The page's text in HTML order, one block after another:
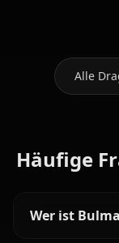
Alle
Häufige
Wer ist